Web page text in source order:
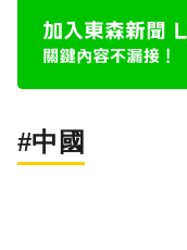
#中國